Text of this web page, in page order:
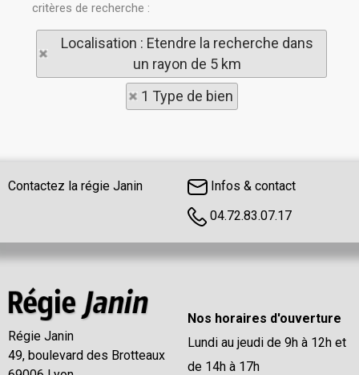
critères de recherche :
Localisation : Etendre la recherche dans
un rayon de 5 km
1 Type de bien
Contactez la régie Janin
Infos & contact
04.72.83.07.17
Régie Janin
49, boulevard des Brotteaux
Nos horaires d'ouverture
Lundi au jeudi de 9h à 12h et
de 14h à 17h